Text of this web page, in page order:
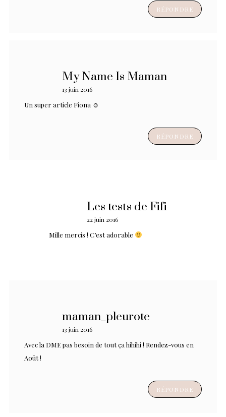
RÉPONDRE
My Name Is Maman
13 juin 2016
Un super article Fiona ☺
RÉPONDRE
Les tests de Fifi
22 juin 2016
Mille mercis ! C’est adorable
maman_pleurote
13 juin 2016
Avec la DME pas besoin de tout ça hihihi ! Rendez-vous en
Août !
RÉPONDRE